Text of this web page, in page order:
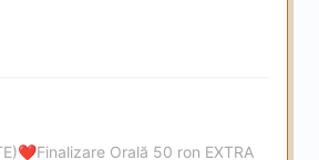
❤️Finalizare Orală 50 ron EXTRA